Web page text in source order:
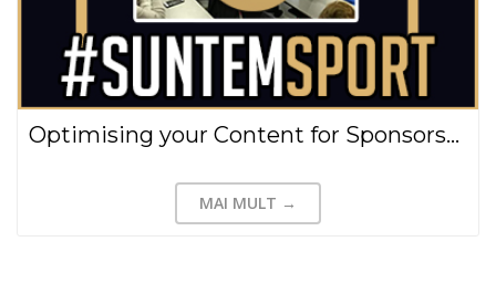
Optimising your Content for Sponsorships on Facebook & Instagram
MAI MULT →